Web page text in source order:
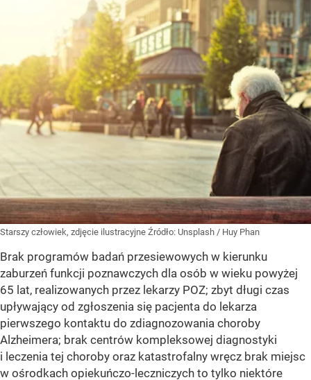
Starszy człowiek, zdjęcie ilustracyjne Źródło: Unsplash / Huy Phan
Brak programów badań przesiewowych w kierunku
zaburzeń funkcji poznawczych dla osób w wieku powyżej
65 lat, realizowanych przez lekarzy POZ; zbyt długi czas
upływający od zgłoszenia się pacjenta do lekarza
pierwszego kontaktu do zdiagnozowania choroby
Alzheimera; brak centrów kompleksowej diagnostyki
i leczenia tej choroby oraz katastrofalny wręcz brak miejsc
w ośrodkach opiekuńczo-leczniczych to tylko niektóre